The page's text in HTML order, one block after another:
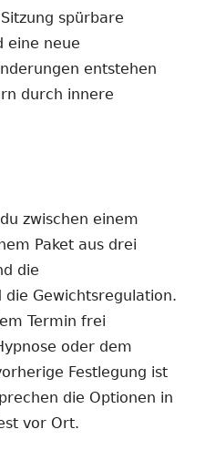
spürbare
eine neue
entstehen
durch innere
zwischen einem
Paket aus drei
die
Gewichtsregulation.
Termin frei
oder dem
Festlegung ist
die Optionen in
vor Ort.